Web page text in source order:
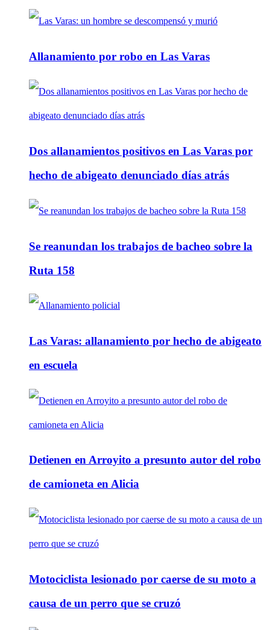
Allanamiento por robo en Las Varas
Dos allanamientos positivos en Las Varas por
hecho de abigeato denunciado días atrás
Se reanundan los trabajos de bacheo sobre la
Ruta 158
Las Varas: allanamiento por hecho de abigeato
en escuela
Detienen en Arroyito a presunto autor del robo
de camioneta en Alicia
Motociclista lesionado por caerse de su moto a
causa de un perro que se cruzó